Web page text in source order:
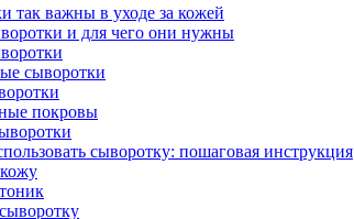
так важны в уходе за кожей
и для чего они нужны
сыворотки
покровы
сыворотку: пошаговая инструкция